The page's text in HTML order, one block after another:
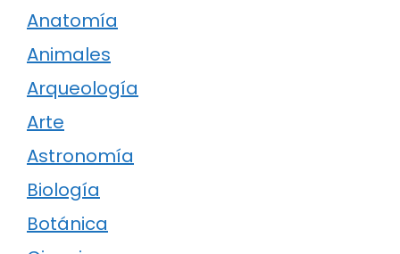
Anatomía
Animales
Arqueología
Arte
Astronomía
Biología
Botánica